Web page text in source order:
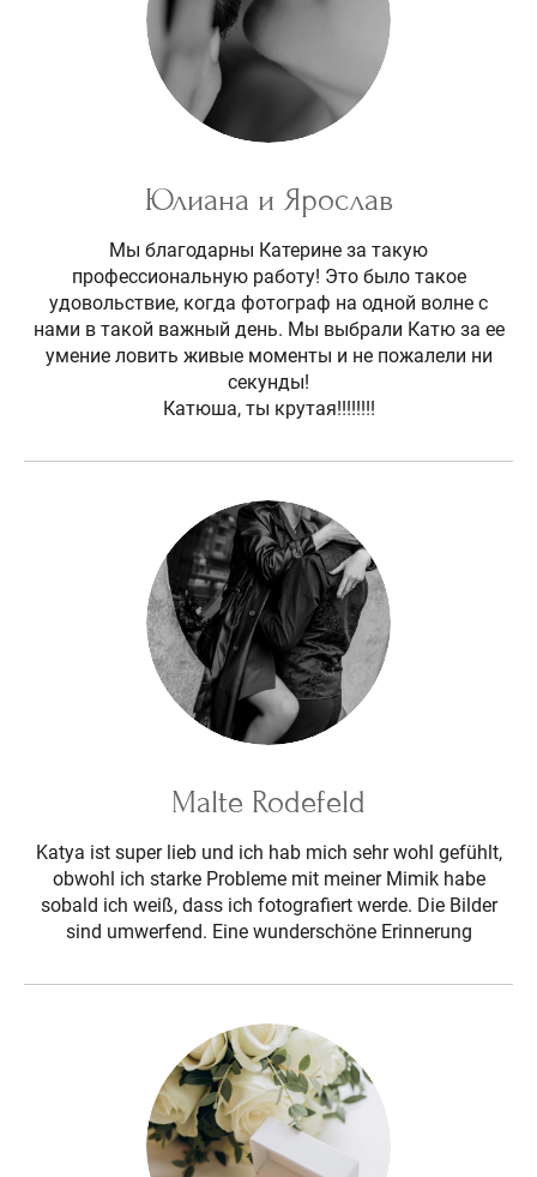
Юлиана и Ярослав
Мы благодарны Катерине за такую
профессиональную работу! Это было такое
удовольствие, когда фотограф на одной волне с
нами в такой важный день. Мы выбрали Катю за ее
умение ловить живые моменты и не пожалели ни
секунды!
Катюша, ты крутая!!!!!!!!
Malte Rodefeld
Katya ist super lieb und ich hab mich sehr wohl gefühlt,
obwohl ich starke Probleme mit meiner Mimik habe
sobald ich weiß, dass ich fotografiert werde. Die Bilder
sind umwerfend. Eine wunderschöne Erinnerung